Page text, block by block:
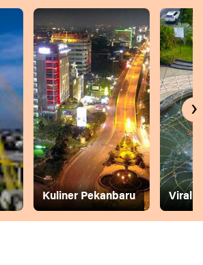
Kuliner Pekanbaru Viral
›